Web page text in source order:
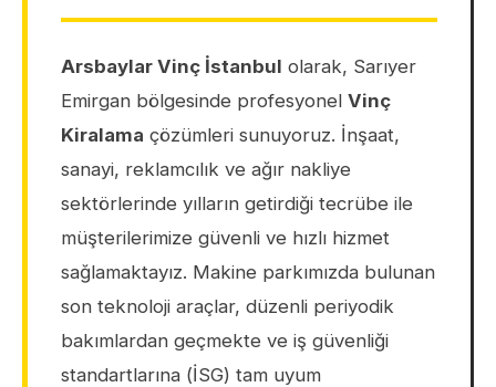
Arsbaylar Vinç İstanbul olarak, Sarıyer
Emirgan bölgesinde profesyonel Vinç
Kiralama çözümleri sunuyoruz. İnşaat,
sanayi, reklamcılık ve ağır nakliye
sektörlerinde yılların getirdiği tecrübe ile
müşterilerimize güvenli ve hızlı hizmet
sağlamaktayız. Makine parkımızda bulunan
son teknoloji araçlar, düzenli periyodik
bakımlardan geçmekte ve iş güvenliği
standartlarına (İSG) tam uyum